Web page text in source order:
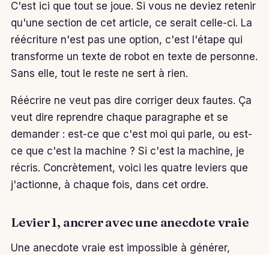
C'est ici que tout se joue. Si vous ne deviez retenir
qu'une section de cet article, ce serait celle-ci. La
réécriture n'est pas une option, c'est l'étape qui
transforme un texte de robot en texte de personne.
Sans elle, tout le reste ne sert à rien.
Réécrire ne veut pas dire corriger deux fautes. Ça
veut dire reprendre chaque paragraphe et se
demander : est-ce que c'est moi qui parle, ou est-
ce que c'est la machine ? Si c'est la machine, je
récris. Concrètement, voici les quatre leviers que
j'actionne, à chaque fois, dans cet ordre.
Levier 1, ancrer avec une anecdote vraie
Une anecdote vraie est impossible à générer,